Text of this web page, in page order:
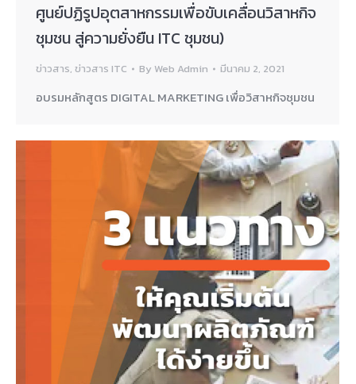
ศูนย์ปฏิรูปอุตสาหกรรมเพื่อขับเคลื่อนวิสาหกิจ
ชุมชน สู่ความยั่งยืน ITC ชุมชน)
ข่าวสาร, ข่าวสาร ITC By Web Admin มีนาคม 2, 2021
อบรมหลักสูตร DIGITAL MARKETING เพื่อวิสาหกิจชุมชน